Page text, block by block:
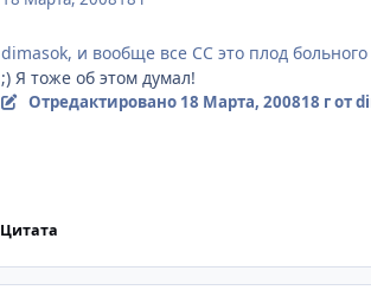
dimasok, и вообще все СС это плод
;) Я тоже об этом думал!
Отредактировано 18 Марта, 200818 гот
Цитата